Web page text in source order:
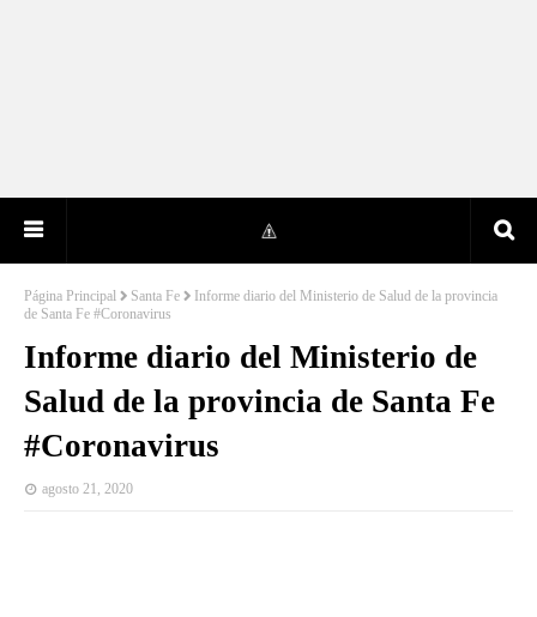
Página Principal Santa Fe
Informe diario del Ministerio de Salud de la provincia
de Santa Fe #Coronavirus
Informe diario del Ministerio de
Salud de la provincia de Santa Fe
#Coronavirus
agosto 21, 2020